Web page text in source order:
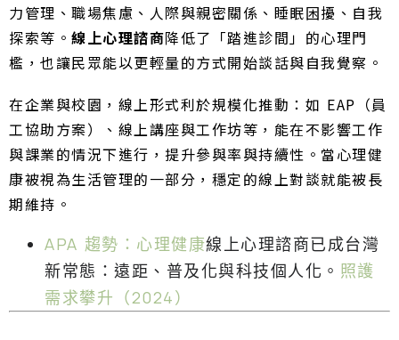
力管理、職場焦慮、人際與親密關係、睡眠困擾、自我
探索等。 線上心理諮商降低了「踏進診間」的心理門
檻，也讓民眾能以更輕量的方式開始談話與自我覺察。
在企業與校園，線上形式利於規模化推動：如 EAP（員
工協助方案）、線上講座與工作坊等，能在不影響工作
與課業的情況下進行，提升參與率與持續性。當心理健
康被視為生活管理的一部分，穩定的線上對談就能被長
期維持。
APA 趨勢：心理健康線上心理諮商已成台灣
新常態：遠距、普及化與科技個人化。 照護
需求攀升（2024）